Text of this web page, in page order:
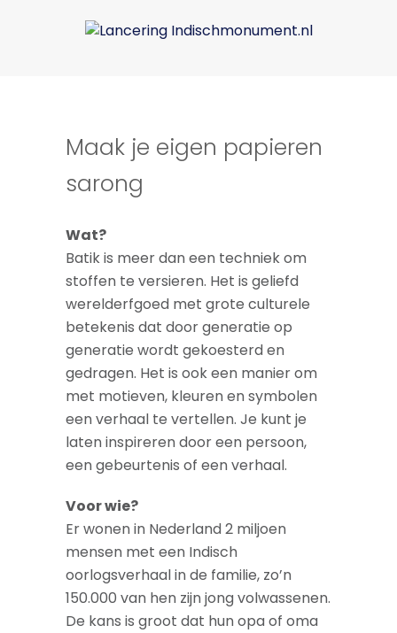
Maak je eigen papieren
sarong
Wat?
Batik is meer dan een techniek om
stoffen te versieren. Het is geliefd
werelderfgoed met grote culturele
betekenis dat door generatie op
generatie wordt gekoesterd en
gedragen. Het is ook een manier om
met motieven, kleuren en symbolen
een verhaal te vertellen. Je kunt je
laten inspireren door een persoon,
een gebeurtenis of een verhaal.
Voor wie?
Er wonen in Nederland 2 miljoen
mensen met een Indisch
oorlogsverhaal in de familie, zo’n
150.000 van hen zijn jong volwassenen.
De kans is groot dat hun opa of oma